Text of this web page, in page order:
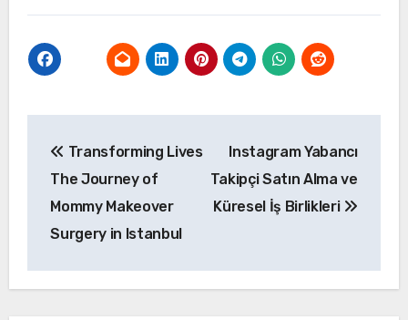
gezinmesi
Transforming Lives
The Journey of
Mommy Makeover
Surgery in Istanbul
Instagram Yabancı
Takipçi Satın Alma ve
Küresel İş Birlikleri